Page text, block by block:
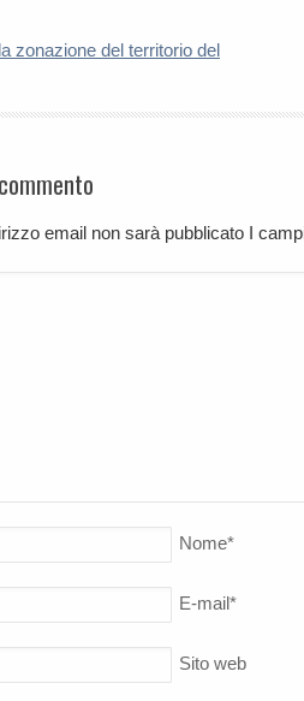
zonazione del territorio del
email non sarà pubblicato I
Nome*
E-mail*
Sito web